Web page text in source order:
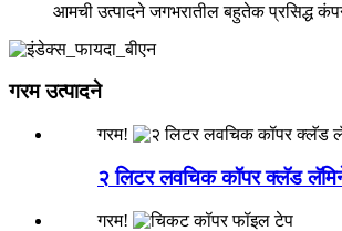
आमची उत्पादने जगभरातील बहुतेक प्रसिद्ध
गरम उत्पादने
गरम!
२ लिटर लवचिक कॉपर क्लॅड
गरम!